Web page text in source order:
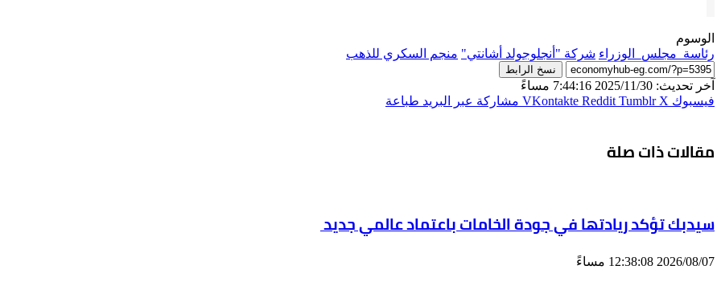
الوسوم
رئاسة_مجلس_الوزراء شركة "أنجلوجولد أشانتي" منجم السكري للذهب
نسخ الرابط
آخر تحديث: 2025/11/30 7:44:16 مساءً
فيسبوك ‫X مشاركة عبر البريد طباعة
مقالات ذات صلة
سيدبك تؤكد ريادتها في جودة الخامات باعتماد عالمي جديد
2026/08/07 12:38:08 مساءً